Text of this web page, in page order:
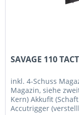
SAVAGE 110
inkl. 4-Schuss
Magazin, siehe
Kern) Akkufit
Accutrigger